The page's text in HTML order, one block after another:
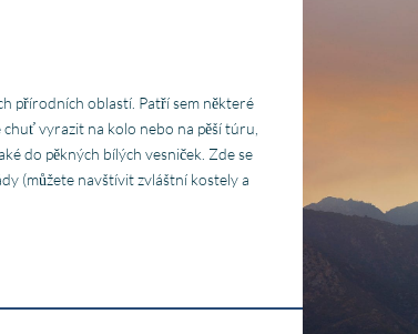
přírodních oblastí. Patří sem některé
vyrazit na kolo nebo na pěší túru,
do pěkných bílých vesniček. Zde se
(můžete navštívit zvláštní kostely a